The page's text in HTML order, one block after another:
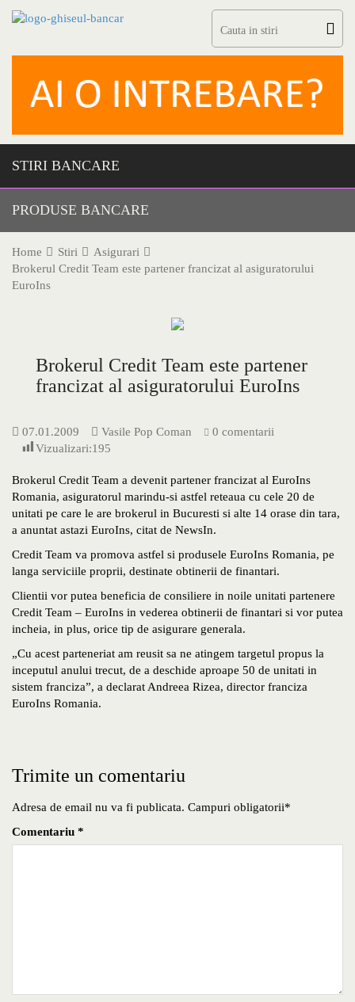
STIRI BANCARE
PRODUSE BANCARE
Home Stiri
Asigurari
Brokerul Credit Team este partener francizat al asiguratorului
EuroIns
Brokerul Credit Team este partener
francizat al asiguratorului EuroIns
07.01.2009 Vasile Pop Coman
0 comentarii
Vizualizari:195
Brokerul Credit Team a devenit partener francizat al EuroIns
Romania, asiguratorul marindu-si astfel reteaua cu cele 20 de
unitati pe care le are brokerul in Bucuresti si alte 14 orase din tara,
a anuntat astazi EuroIns, citat de NewsIn.
Credit Team va promova astfel si produsele EuroIns Romania, pe
langa serviciile proprii, destinate obtinerii de finantari.
Clientii vor putea beneficia de consiliere in noile unitati partenere
Credit Team – EuroIns in vederea obtinerii de finantari si vor putea
incheia, in plus, orice tip de asigurare generala.
„Cu acest parteneriat am reusit sa ne atingem targetul propus la
inceputul anului trecut, de a deschide aproape 50 de unitati in
sistem franciza”, a declarat Andreea Rizea, director franciza
EuroIns Romania.
Trimite un comentariu
Adresa de email nu va fi publicata. Campuri obligatorii*
Comentariu *